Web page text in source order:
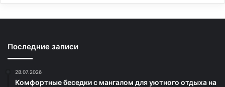
Последние записи
28.07.2026
Комфортные беседки с мангалом для уютного отдыха на